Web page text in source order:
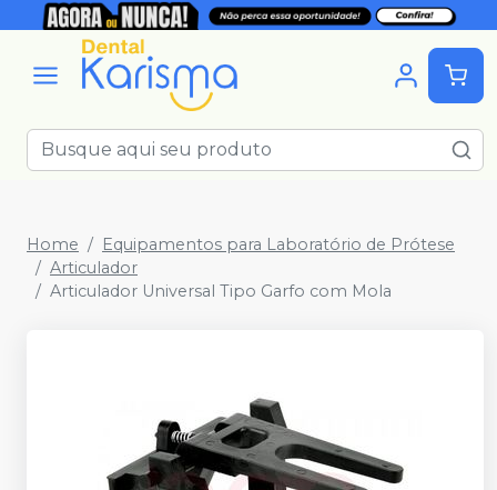
Home
Equipamentos para Laboratório de Prótese
Articulador
Articulador Universal Tipo Garfo com Mola